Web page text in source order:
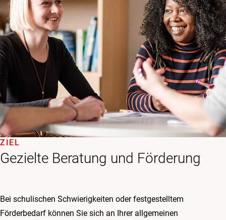
Gezielte Beratung und Förderung
ZIEL
Bei schulischen Schwierigkeiten oder festgestelltem
Förderbedarf können Sie sich an Ihrer allgemeinen